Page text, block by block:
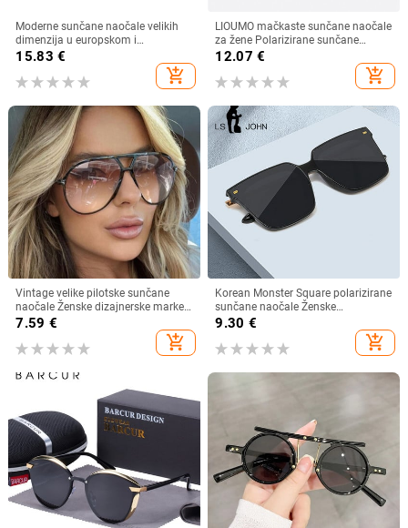
Moderne sunčane naočale velikih
dimenzija u europskom i
američkom stilu, ženske četvrtaste
sunčane naočale s otvorenim
krojem i širokim nogama,
prekograničnim krojem
15.83 €
add_shopping_cart
LIOUMO mačkaste sunčane naočale
za žene Polarizirane sunčane
naočale za muškarce Anti-Glare
Vintage naočale Trendy Shade
Brown Lens zonnebril dames
12.07 €
add_shopping_cart
Vintage velike pilotske sunčane
naočale Ženske dizajnerske marke
Crno-žute naočale s gradijentnim
sunčanim naočalama velikog
okvira UV400 Luksuzne muške
7.59 €
add_shopping_cart
Korean Monster Square polarizirane
sunčane naočale Ženske
visokokvalitetne nježne luksuzne
sunčane naočale Muške prevelike
nijanse UV400 naočale
9.30 €
add_shopping_cart